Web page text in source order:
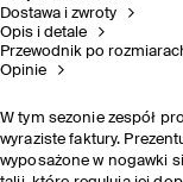
Dostawa i zwroty
Opis i detale
Przewodnik po
Opinie
W tym sezonie zespół
wyraziste faktury.
wyposażone w nogawki